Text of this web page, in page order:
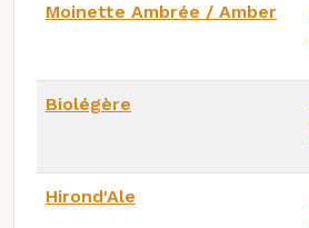
Moinette Ambrée / Amber
Biolégère
Hirond'Ale